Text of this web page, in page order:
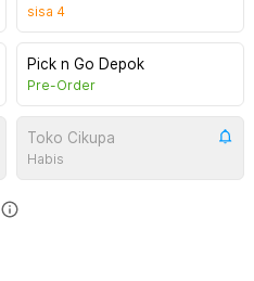
sisa 4
Pick n Go Depok
Pre-Order
Toko Cikupa
Habis